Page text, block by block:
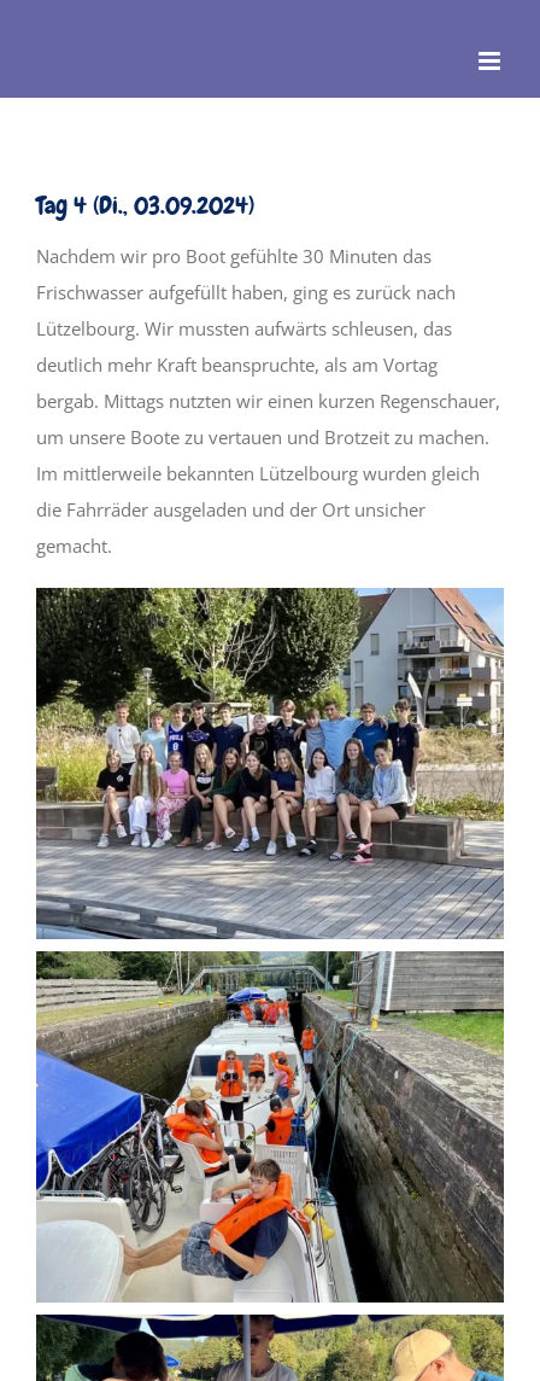
Tag 4 (Di., 03.09.2024)
Nachdem wir pro Boot gefühlte 30 Minuten das
Frischwasser aufgefüllt haben, ging es zurück nach
Lützelbourg. Wir mussten aufwärts schleusen, das
deutlich mehr Kraft beanspruchte, als am Vortag
bergab. Mittags nutzten wir einen kurzen Regenschauer,
um unsere Boote zu vertauen und Brotzeit zu machen.
Im mittlerweile bekannten Lützelbourg wurden gleich
die Fahrräder ausgeladen und der Ort unsicher
gemacht.